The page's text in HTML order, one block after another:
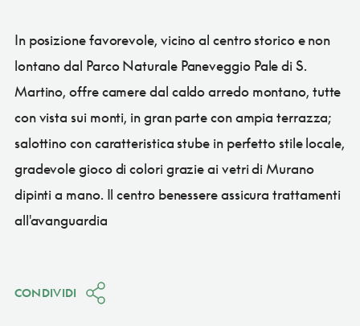
In posizione favorevole, vicino al centro storico e non
lontano dal Parco Naturale Paneveggio Pale di S.
Martino, offre camere dal caldo arredo montano, tutte
con vista sui monti, in gran parte con ampia terrazza;
salottino con caratteristica stube in perfetto stile locale,
gradevole gioco di colori grazie ai vetri di Murano
dipinti a mano. Il centro benessere assicura trattamenti
all'avanguardia
CONDIVIDI